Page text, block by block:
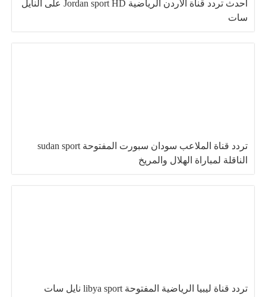
أحدث تردد قناة الأردن الرياضية Jordan sport HD على النايل
سات
تردد قناة الملاعب سودان سبورت المفتوحة sudan sport
الناقلة لمباراة الهلال والمريخ
تردد قناة ليبيا الرياضية المفتوحة libya sport نايل سات